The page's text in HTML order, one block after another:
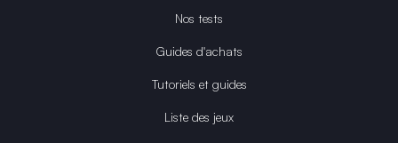
Nos tests
Guides d'achats
Tutoriels et guides
Liste des jeux